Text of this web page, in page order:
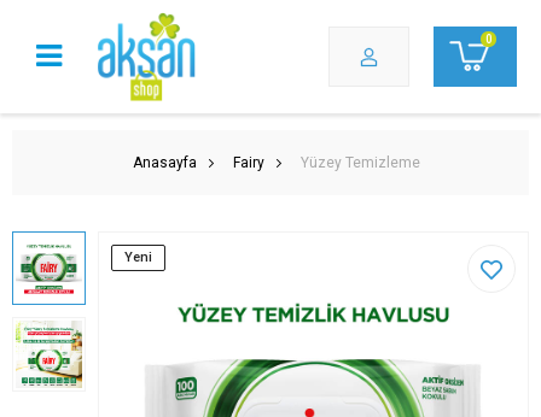
0
Anasayfa Fairy Yüzey Temizleme
Yeni